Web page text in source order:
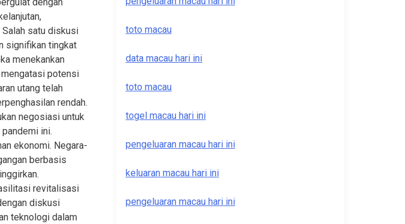
satu diskusi
signifikan tingkat
menekankan
potensi
utang telah
rendah.
negosiasi untuk
ini.
ekonomi. Negara-
berbasis
revitalisasi
diskusi
teknologi dalam
toto macau
data macau hari ini
toto macau
togel macau hari ini
pengeluaran macau hari ini
keluaran macau hari ini
pengeluaran macau hari ini